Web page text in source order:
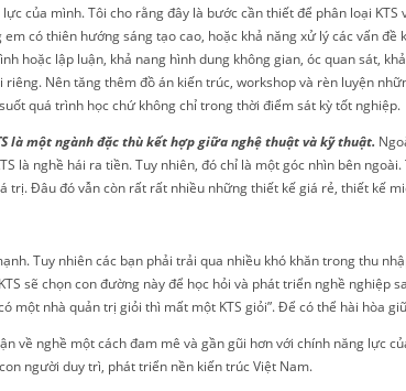
của mình. Tôi cho rằng đây là bước cần thiết để phân loại
có thiên hướng sáng tạo cao, hoặc khả năng xử lý các vấn
hoặc lập luận, khả nang hình dung không gian, óc quan sát,
Nên tăng thêm đồ án kiến trúc, workshop và rèn luyện
quá trình học chứ không chỉ trong thời điểm sát kỳ tốt nghiệp.
là một ngành đặc thù kết hợp giữa nghệ thuật và kỹ thuật.
là nghề hái ra tiền. Tuy nhiên, đó chỉ là một góc nhìn bên
Đâu đó vẫn còn rất rất nhiều những thiết kế giá rẻ, thiết kế
Tuy nhiên các bạn phải trải qua nhiều khó khăn trong thu
sẽ chọn con đường này để học hỏi và phát triển nghề nghiệp
một nhà quản trị giỏi thì mất một KTS giỏi”. Để có thể hài hòa
về nghề một cách đam mê và gần gũi hơn với chính năng lực
người duy trì, phát triển nền kiến trúc Việt Nam.